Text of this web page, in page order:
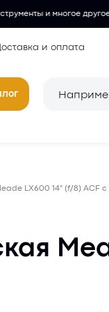
другое.
и оплата
LX600 14" (f/8) ACF